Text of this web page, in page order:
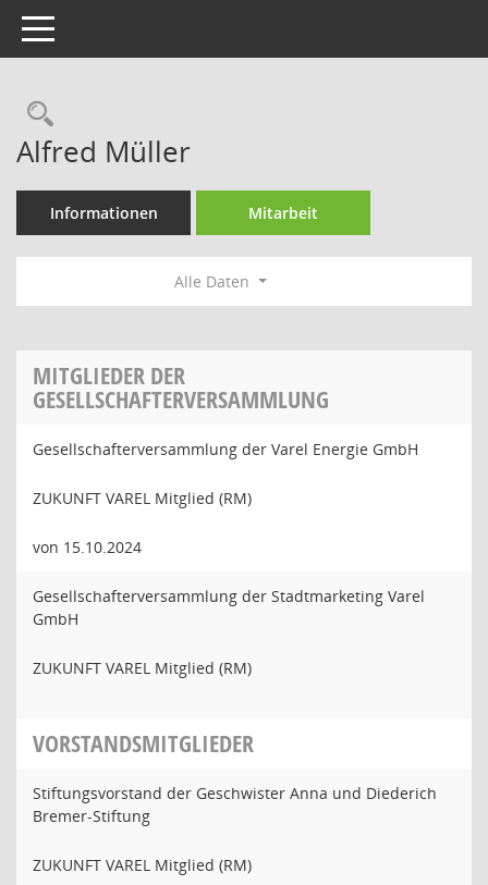
Toggle navigation
Rechercheauswahl
Alfred Müller
Informationen Mitarbeit
Alle Daten
MITGLIEDER DER
GESELLSCHAFTERVERSAMMLUNG
Gesellschafterversammlung der Varel Energie GmbH
ZUKUNFT VAREL Mitglied (RM)
von 15.10.2024
Gesellschafterversammlung der Stadtmarketing Varel
GmbH
ZUKUNFT VAREL Mitglied (RM)
VORSTANDSMITGLIEDER
Stiftungsvorstand der Geschwister Anna und Diederich
Bremer-Stiftung
ZUKUNFT VAREL Mitglied (RM)